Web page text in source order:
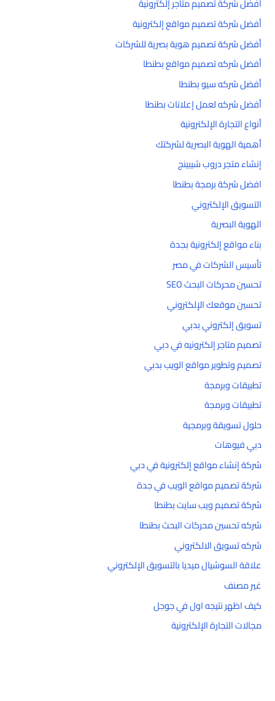
أفضل شركة تصميم متاجر إلكترونية
أفضل شركة تصميم مواقع إلكترونية
أفضل شركة تصميم هوية بصرية للشركات
أفضل شركه تصميم مواقع بطنطا
أفضل شركه سيو بطنطا
أفضل شركه لعمل إعلانات بطنطا
أنواع التجارة الإلكترونية
أهمية الهوية البصرية لشركتك
إنشاء متجر دروب شيبينج
افضل شركة برمجة بطنطا
التسويق الإلكتروني
الهوية البصرية
بناء مواقع إلكترونية بجدة
تأسيس الشركات في مصر
تحسين محركات البحث SEO
تحسين موقعك الإلكتروني
تسويق إلكتروني بدبي
تصميم متاجر إلكترونيه في دبي
تصميم وتطوير مواقع الويب بدبي
تطبيقات وبرمجة
تطبيقات وبرمجة
حلول تسويقة وبرمجية
دبي فيوهات
شركة إنشاء مواقع إلكترونية في دبي
شركة تصميم مواقع الويب في جدة
شركة تصميم ويب سايت بطنطا
شركه تحسين محركات البحث بطنطا
شركه تسويق الالكتروني
علاقة السوشيال ميديا بالتسويق الإلكتروني
غير مصنف
كيف اظهر نتيجه اول في جوجل
مجالات التجارة الإلكترونية